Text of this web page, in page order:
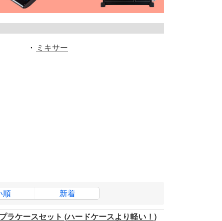
・ ミキサー
順 新着
ラケースセット (ハードケースより軽い！)